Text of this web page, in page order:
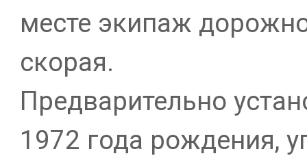
месте экипаж
скорая.
Предварительно
1972 года рождения,